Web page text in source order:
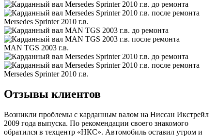
Mersedes Sprinter 2010 г.в.
MAN TGS 2003 г.в.
Mersedes Sprinter 2010 г.в.
Отзывы клиентов
Возникли проблемы с карданным валом на Ниссан Икстрейл
2009 года выпуска. По рекомендации своего знакомого
обратился в техцентр «НКС». Автомобиль оставил утром и